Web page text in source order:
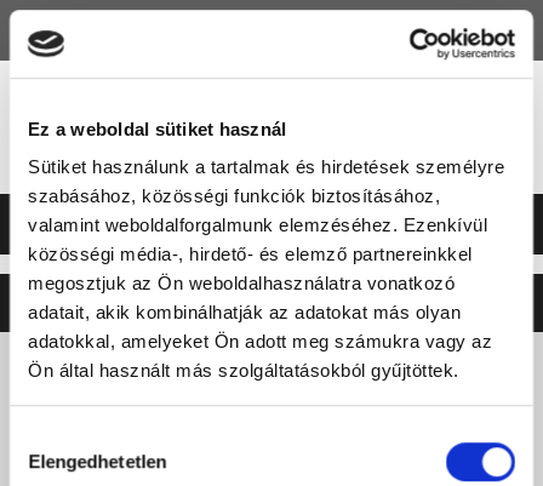
Ez a weboldal sütiket használ
Sütiket használunk a tartalmak és hirdetések személyre
szabásához, közösségi funkciók biztosításához,
valamint weboldalforgalmunk elemzéséhez. Ezenkívül
közösségi média-, hirdető- és elemző partnereinkkel
megosztjuk az Ön weboldalhasználatra vonatkozó
adatait, akik kombinálhatják az adatokat más olyan
adatokkal, amelyeket Ön adott meg számukra vagy az
Ön által használt más szolgáltatásokból gyűjtöttek.
kiválasztása
Elengedhetetlen
©2026 ERSTE LIGA